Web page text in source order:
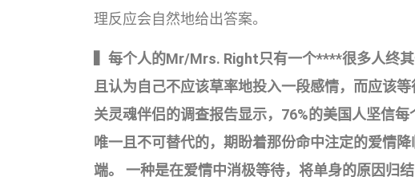
理反应会自然地给出答案。
▍每个人的Mr/Mrs. Right只有一个****很多人终
且认为自己不应该草率地投入一段感情，而应该
关灵魂伴侣的调查报告显示，76%的美国人坚信
唯一且不可替代的，期盼着那份命中注定的爱情
端。 一种是在爱情中消极等待，将单身的原因归